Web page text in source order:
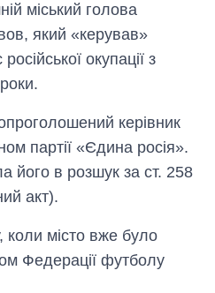
міський голова
який «керував»
окупації з
керівник
партії «Єдина росія».
його в розшук за ст. 258
акт).
коли місто вже було
Федерації футболу
бюджет
Міністерства
оборони за 13
росією